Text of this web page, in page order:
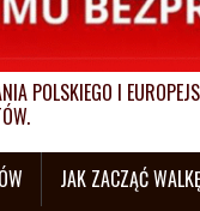
POLSKIEGO I
JAK ZACZĄĆ